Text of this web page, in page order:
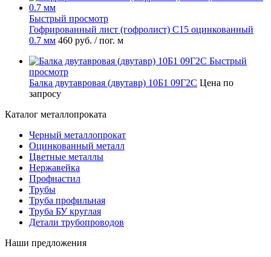
Быстрый просмотр
Гофрированный лист (гофролист) С15 оцинкованный
0.7 мм 460 руб. / пог. м
Быстрый
просмотр
Балка двутавровая (двутавр) 10Б1 09Г2С Цена по
запросу
Каталог металлопроката
Черный металлопрокат
Оцинкованный металл
Цветные металлы
Нержавейка
Профнастил
Трубы
Труба профильная
Труба БУ круглая
Детали трубопроводов
Наши предложения